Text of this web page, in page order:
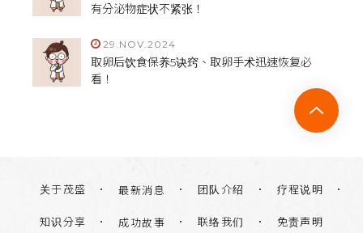
有分泌物症状不紧张！
29.NOV.2024
取卵后饮食保养5诀窍、取卵手术迅速恢复必
看！
关于茂盛 最新消息 团队介绍 疗程说明
知识分享 成功故事 联络我们 免责声明